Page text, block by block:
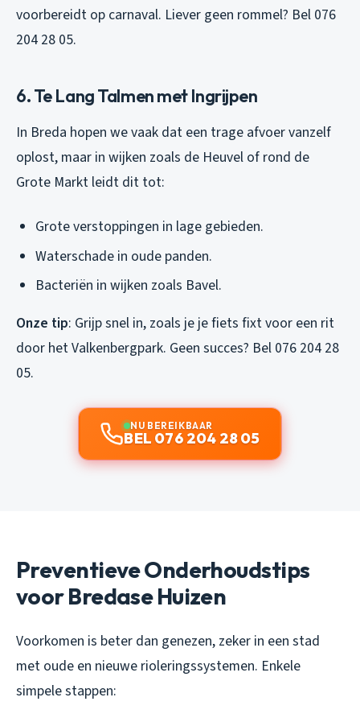
voorbereidt op carnaval. Liever geen rommel? Bel 076
204 28 05.
6. Te Lang Talmen met Ingrijpen
In Breda hopen we vaak dat een trage afvoer vanzelf
oplost, maar in wijken zoals de Heuvel of rond de
Grote Markt leidt dit tot:
Grote verstoppingen in lage gebieden.
Waterschade in oude panden.
Bacteriën in wijken zoals Bavel.
Onze tip: Grijp snel in, zoals je je fiets fixt voor een rit
door het Valkenbergpark. Geen succes? Bel 076 204 28
05.
NU BEREIKBAAR
BEL 076 204 28 05
Preventieve Onderhoudstips
voor Bredase Huizen
Voorkomen is beter dan genezen, zeker in een stad
met oude en nieuwe rioleringssystemen. Enkele
simpele stappen: